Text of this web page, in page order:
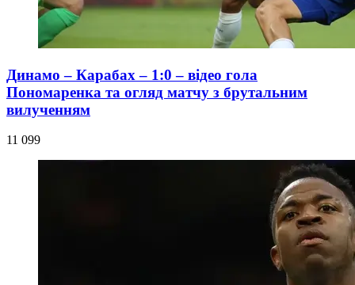
Динамо – Карабах – 1:0 – відео гола
Пономаренка та огляд матчу з брутальним
вилученням
11 099